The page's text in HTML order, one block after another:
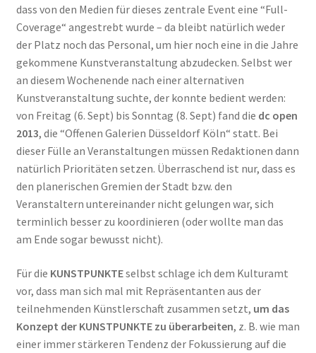
dass von den Medien für dieses zentrale Event eine “Full-
Coverage“ angestrebt wurde – da bleibt natürlich weder
der Platz noch das Personal, um hier noch eine in die Jahre
gekommene Kunstveranstaltung abzudecken. Selbst wer
an diesem Wochenende nach einer alternativen
Kunstveranstaltung suchte, der konnte bedient werden:
von Freitag (6. Sept) bis Sonntag (8. Sept) fand die dc open
2013, die “Offenen Galerien Düsseldorf Köln“ statt. Bei
dieser Fülle an Veranstaltungen müssen Redaktionen dann
natürlich Prioritäten setzen. Überraschend ist nur, dass es
den planerischen Gremien der Stadt bzw. den
Veranstaltern untereinander nicht gelungen war, sich
terminlich besser zu koordinieren (oder wollte man das
am Ende sogar bewusst nicht).
Für die KUNSTPUNKTEselbst schlage ich dem Kulturamt
vor, dass man sich mal mit Repräsentanten aus der
teilnehmenden Künstlerschaft zusammen setzt, um das
Konzept der KUNSTPUNKTE zu überarbeiten, z. B. wie man
einer immer stärkeren Tendenz der Fokussierung auf die